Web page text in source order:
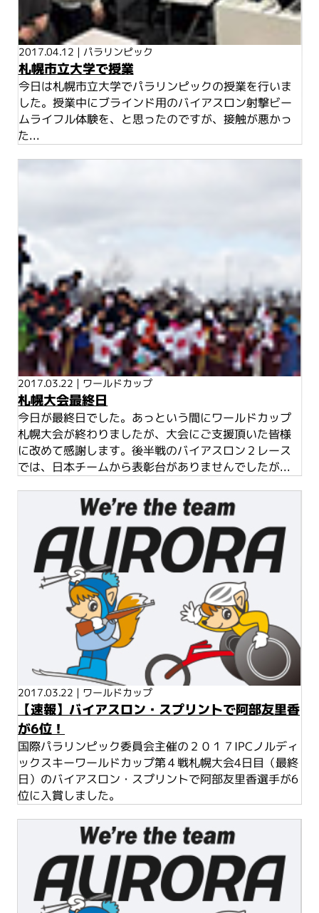
2017.04.12 | パラリンピック
札幌市立大学で授業
今日は札幌市立大学でパラリンピックの授業を行いま
した。授業中にブラインド用のバイアスロン射撃ビー
ムライフル体験を、と思ったのですが、接触が悪かっ
た...
2017.03.22 | ワールドカップ
札幌大会最終日
今日が最終日でした。あっという間にワールドカップ
札幌大会が終わりましたが、大会にご支援頂いた皆様
に改めて感謝します。後半戦のバイアスロン２レース
では、日本チームから表彰台がありませんでしたが...
2017.03.22 | ワールドカップ
【速報】バイアスロン・スプリントで阿部友里香
が6位！
国際パラリンピック委員会主催の２０１７IPCノルディ
ックスキーワールドカップ第４戦札幌大会4日目（最終
日）のバイアスロン・スプリントで阿部友里香選手が6
位に入賞しました。